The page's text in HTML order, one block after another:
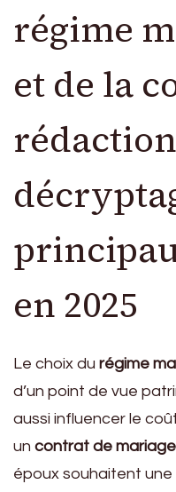
régime
et de la
en 2025
Le choix du régime
d’un point de vue
aussi influencer le
un contrat de mariage
époux souhaitent